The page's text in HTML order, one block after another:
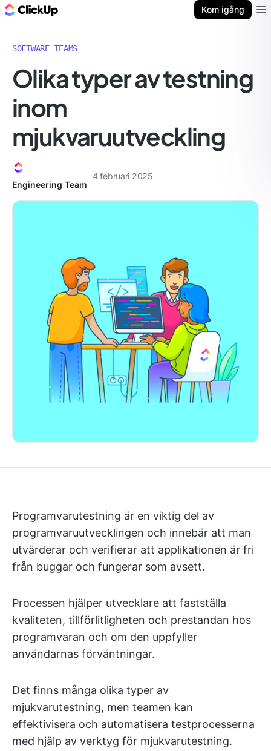
Kom igång
SOFTWARE TEAMS
Olika typer av testning
inom
mjukvaruutveckling
Engineering Team
4 februari 2025
Programvarutestning är en viktig del av
programvaruutvecklingen och innebär att man
utvärderar och verifierar att applikationen är fri
från buggar och fungerar som avsett.
Processen hjälper utvecklare att fastställa
kvaliteten, tillförlitligheten och prestandan hos
programvaran och om den uppfyller
användarnas förväntningar.
Det finns många olika typer av
mjukvarutestning, men teamen kan
effektivisera och automatisera testprocesserna
med hjälp av verktyg för mjukvarutestning.